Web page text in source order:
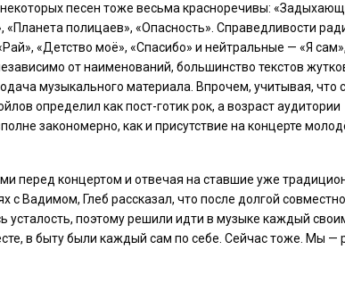
песен тоже весьма красноречивы:
«Планета полицаев», «Опасность». Справедливости
«Детство моё», «Спасибо» и нейтральные — «Я сам»,
от наименований, большинство текстов
музыкального материала. Впрочем, учитывая, что
определил как пост-готик рок, а возраст аудитории
закономерно, как и присутствие на концерте
перед концертом и отвечая на ставшие уже
с Вадимом, Глеб рассказал, что после долгой
усталость, поэтому решили идти в музыке каждый
в быту были каждый сам по себе. Сейчас тоже. Мы —